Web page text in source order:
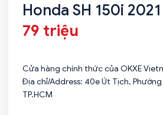
Honda SH 150i 2021
79 triệu
Cửa hàng chính thức của OKXE
Địa chỉ/Address: 40e Út Tịch,
TP.HCM